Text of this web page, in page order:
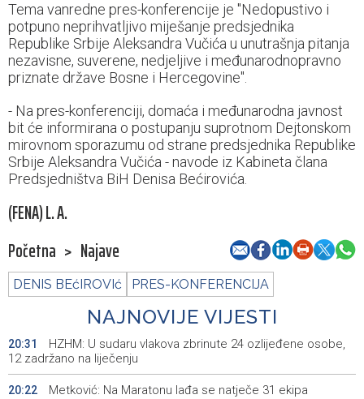
Tema vanredne pres-konferencije je "Nedopustivo i
potpuno neprihvatljivo miješanje predsjednika
Republike Srbije Aleksandra Vučića u unutrašnja pitanja
nezavisne, suverene, nedjeljive i međunarodnopravno
priznate države Bosne i Hercegovine".
- Na pres-konferenciji, domaća i međunarodna javnost
bit će informirana o postupanju suprotnom Dejtonskom
mirovnom sporazumu od strane predsjednika Republike
Srbije Aleksandra Vučića - navode iz Kabineta člana
Predsjedništva BiH Denisa Bećirovića.
(FENA) L. A.
Početna > Najave
DENIS BEćIROVIć PRES-KONFERENCIJA
NAJNOVIJE VIJESTI
20:31
HZHM: U sudaru vlakova zbrinute 24 ozlijeđene osobe,
12 zadržano na liječenju
20:22 Metković: Na Maratonu lađa se natječe 31 ekipa